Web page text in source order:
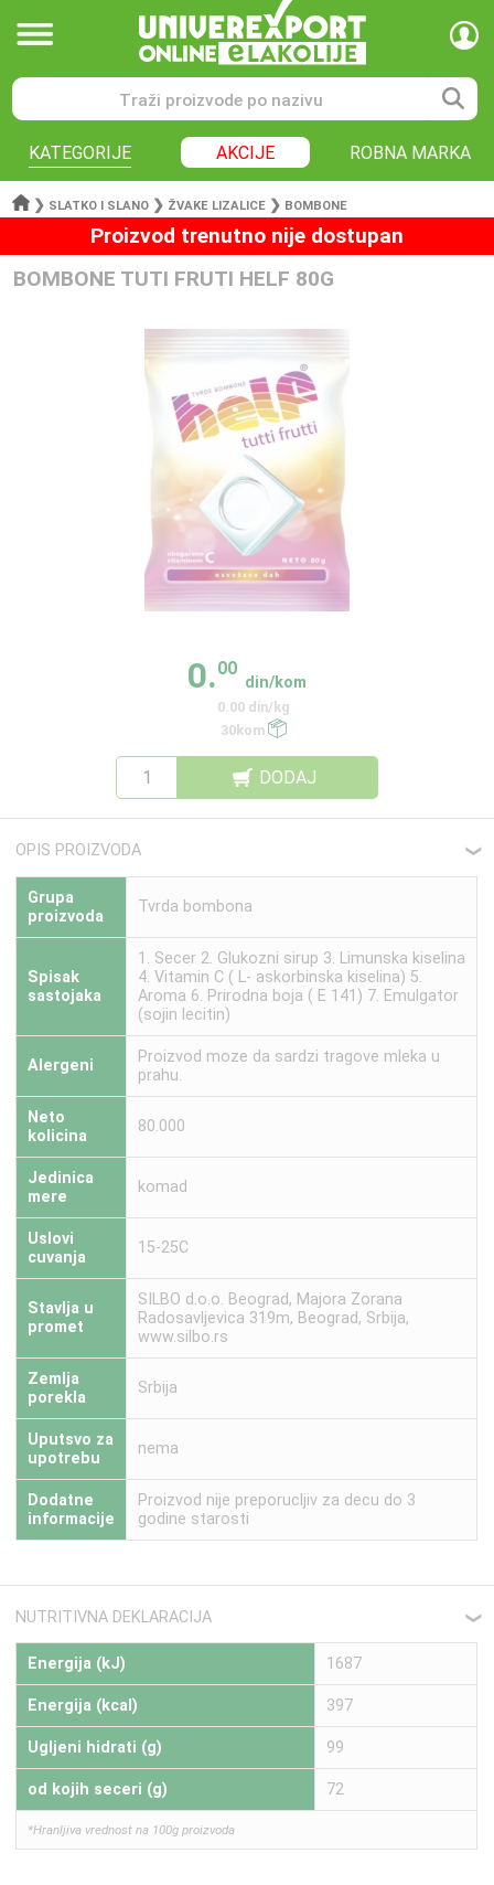
KATEGORIJE AKCIJE ROBNA MARKA
❯ SLATKO I SLANO ❯ ŽVAKE LIZALICE ❯ BOMBONE
Proizvod trenutno nije dostupan
BOMBONE TUTI FRUTI HELF 80G
0.00
din/kom
0.00 din/kg
30kom
DODAJ
OPIS PROIZVODA ❮
Grupa
proizvoda
Tvrda bombona
Spisak
sastojaka
1. Secer 2. Glukozni sirup 3. Limunska kiselina
4. Vitamin C ( L- askorbinska kiselina) 5.
Aroma 6. Prirodna boja ( E 141) 7. Emulgator
(sojin lecitin)
Alergeni
Proizvod moze da sardzi tragove mleka u
prahu.
Neto
kolicina
80.000
Jedinica
mere
komad
Uslovi
cuvanja
15-25C
Stavlja u
promet
SILBO d.o.o. Beograd, Majora Zorana
Radosavljevica 319m, Beograd, Srbija,
www.silbo.rs
Zemlja
porekla
Srbija
Uputsvo za
upotrebu
nema
Dodatne
informacije
Proizvod nije preporucljiv za decu do 3
godine starosti
NUTRITIVNA DEKLARACIJA ❮
Energija (kJ) 1687
Energija (kcal) 397
Ugljeni hidrati (g) 99
od kojih seceri (g) 72
*Hranljiva vrednost na 100g proizvoda